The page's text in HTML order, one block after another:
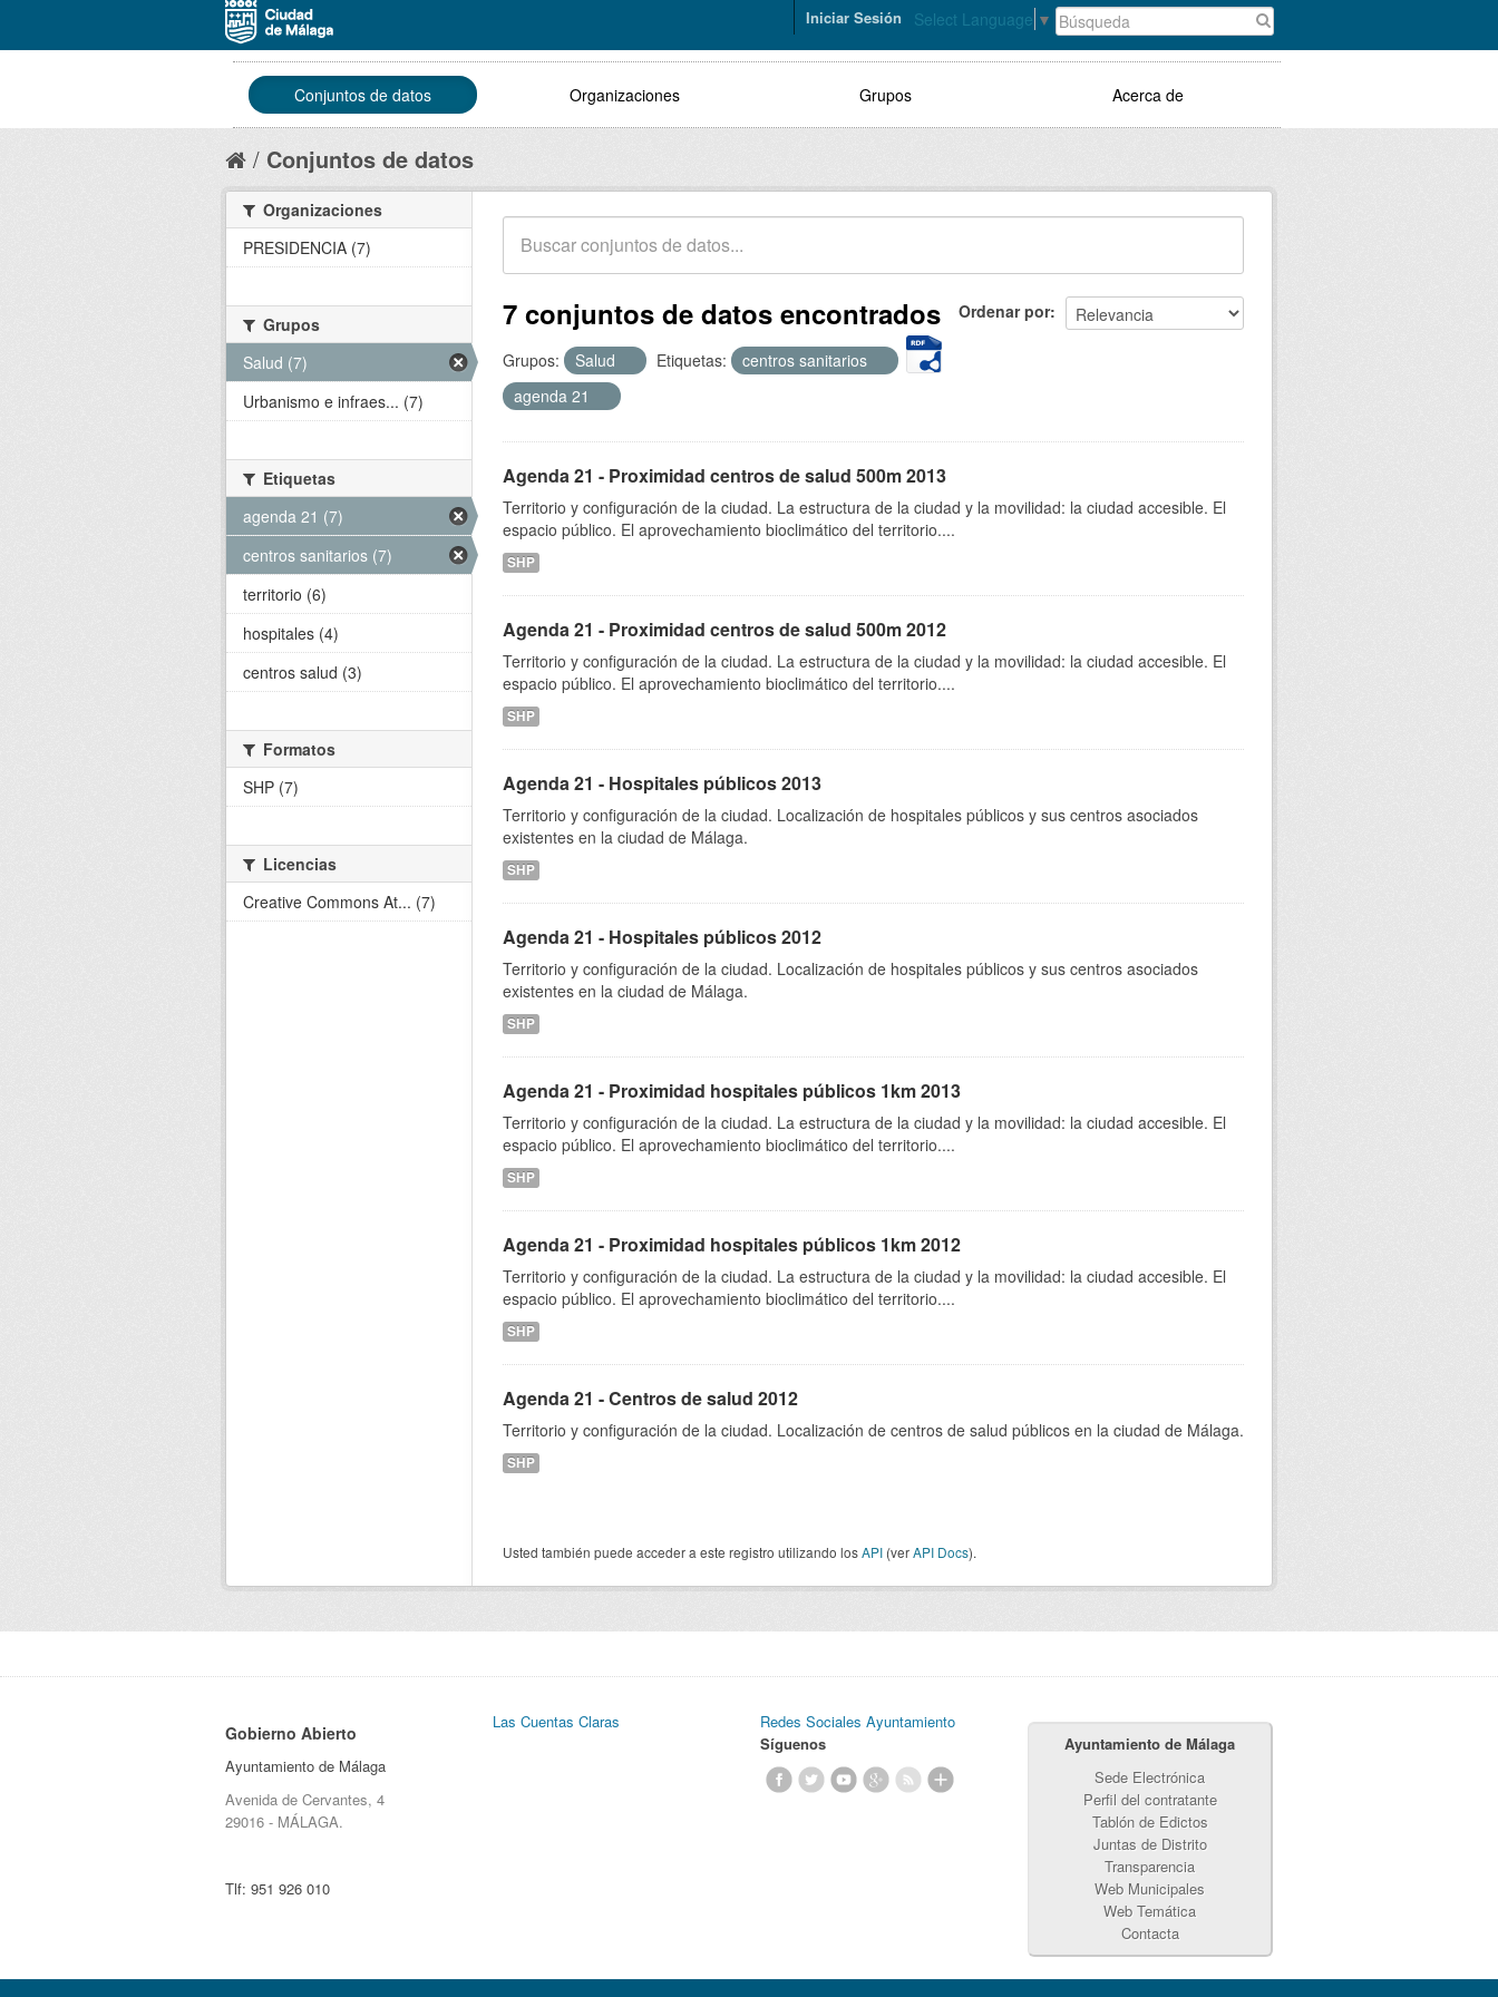
Select Language ▼
Iniciar Sesión
Conjuntos de datos Organizaciones Grupos Acerca de
Conjuntos de datos
Ordenar por
7 conjuntos de datos encontrados
Grupos: Salud Etiquetas:
centros sanitarios
agenda 21
Agenda 21 - Proximidad centros de salud 500m 2013
Territorio y configuración de la ciudad. La estructura de la ciudad y la movilidad: la ciudad accesible. El
espacio público. El aprovechamiento bioclimático del territorio....
SHP
Agenda 21 - Proximidad centros de salud 500m 2012
Territorio y configuración de la ciudad. La estructura de la ciudad y la movilidad: la ciudad accesible. El
espacio público. El aprovechamiento bioclimático del territorio....
SHP
Agenda 21 - Hospitales públicos 2013
Territorio y configuración de la ciudad. Localización de hospitales públicos y sus centros asociados
existentes en la ciudad de Málaga.
SHP
Agenda 21 - Hospitales públicos 2012
Territorio y configuración de la ciudad. Localización de hospitales públicos y sus centros asociados
existentes en la ciudad de Málaga.
SHP
Agenda 21 - Proximidad hospitales públicos 1km 2013
Territorio y configuración de la ciudad. La estructura de la ciudad y la movilidad: la ciudad accesible. El
espacio público. El aprovechamiento bioclimático del territorio....
SHP
Agenda 21 - Proximidad hospitales públicos 1km 2012
Territorio y configuración de la ciudad. La estructura de la ciudad y la movilidad: la ciudad accesible. El
espacio público. El aprovechamiento bioclimático del territorio....
SHP
Agenda 21 - Centros de salud 2012
Territorio y configuración de la ciudad. Localización de centros de salud públicos en la ciudad de Málaga.
SHP
Usted también puede acceder a este registro utilizando losAPI (verAPI Docs).
Organizaciones
PRESIDENCIA (7)
Grupos
Salud (7)
Urbanismo e infraes... (7)
Etiquetas
agenda 21 (7)
centros sanitarios (7)
territorio (6)
hospitales (4)
centros salud (3)
Formatos
SHP (7)
Licencias
Creative Commons At... (7)
Gobierno Abierto
Ayuntamiento de Málaga
Avenida de Cervantes, 4
29016 - MÁLAGA.
Tlf: 951 926 010
Las Cuentas Claras
Redes Sociales Ayuntamiento
Síguenos
Ayuntamiento de Málaga
Sede Electrónica
Perfil del contratante
Tablón de Edictos
Juntas de Distrito
Transparencia
Web Municipales
Web Temática
Contacta